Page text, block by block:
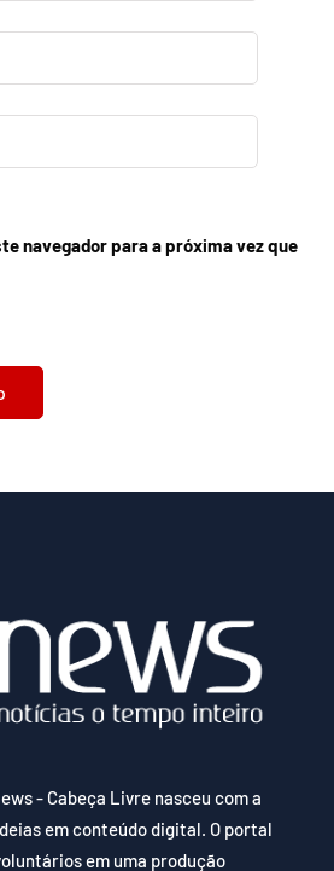
navegador para a próxima vez que
- Cabeça Livre nasceu com a
em conteúdo digital. O portal
em uma produção